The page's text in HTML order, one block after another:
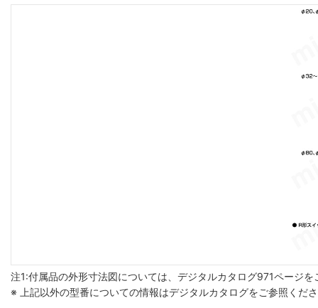
注1:付属品の外形寸法図については、デジタルカタログ971ページを
※ 上記以外の型番についての情報はデジタルカタログをご参照くだ